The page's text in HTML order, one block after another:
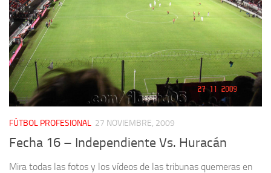
FÚTBOL PROFESIONAL 27 NOVIEMBRE, 2009
Fecha 16 – Independiente Vs. Huracán
Mira todas las fotos y los vídeos de las tribunas quemeras en